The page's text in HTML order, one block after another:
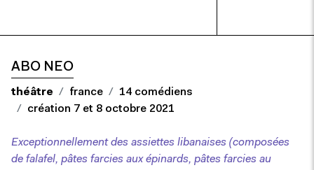
ABO NEO
théâtre france
14 comédiens
création 7 et 8 octobre 2021
Exceptionnellement des assiettes libanaises (composées
de falafel, pâtes farcies aux épinards, pâtes farcies au